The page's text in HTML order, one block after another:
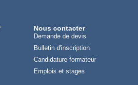
Nous contacter
Demande de devis
Bulletin d'inscription
Candidature formateur
Emplois et stages